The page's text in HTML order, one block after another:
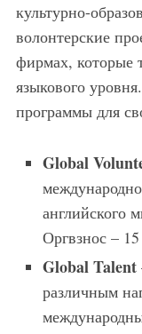
культурно-
волонтерские
фирмах, которые
языкового
программы для
Global
английского
Оргвзнос –
Global Talent
различным